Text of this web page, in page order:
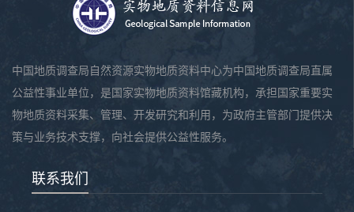
中国地质调查局自然资源实物地质资料中心为中国地质调查局直属
公益性事业单位，是国家实物地质资料馆藏机构，承担国家重要实
物地质资料采集、管理、开发研究和利用，为政府主管部门提供决
策与业务技术支撑，向社会提供公益性服务。
联系我们